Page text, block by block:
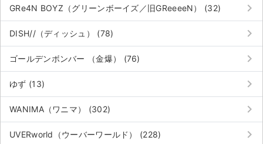
GRe4N BOYZ（グリーンボーイズ／旧GReeeeN） (32) keyboard_arrow_right
DISH//（ディッシュ） (78) keyboard_arrow_right
ゴールデンボンバー （金爆） (76) keyboard_arrow_right
ゆず (13) keyboard_arrow_right
WANIMA（ワニマ） (302) keyboard_arrow_right
UVERworld（ウーバーワールド） (228) keyboard_arrow_right